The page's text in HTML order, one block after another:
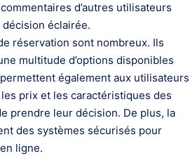
d’autres utilisateurs
éclairée.
réservation sont nombreux. Ils
multitude d’options disponibles
également aux utilisateurs
prix et les caractéristiques des
prendre leur décision. De plus, la
des systèmes sécurisés pour
ligne.